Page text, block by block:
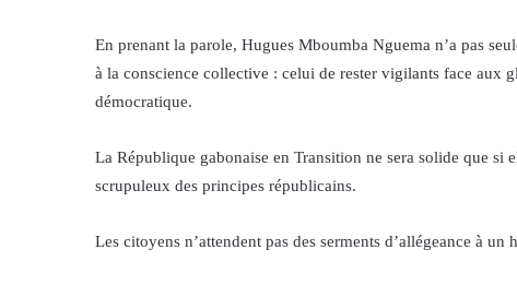
En prenant la parole, Hugues Mboumba Nguema n’a pas
à la conscience collective : celui de rester vigilants face aux
démocratique.
La République gabonaise en Transition ne sera solide que si
scrupuleux des principes républicains.
Les citoyens n’attendent pas des serments d’allégeance à